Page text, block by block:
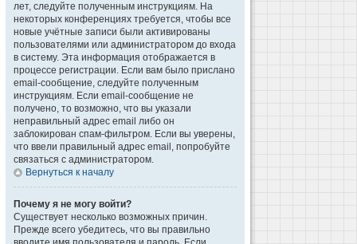
лет, следуйте полученным инструкциям. На
некоторых конференциях требуется, чтобы все
новые учётные записи были активированы
пользователями или администратором до входа
в систему. Эта информация отображается в
процессе регистрации. Если вам было прислано
email-сообщение, следуйте полученным
инструкциям. Если email-сообщение не
получено, то возможно, что вы указали
неправильный адрес email либо он
заблокирован спам-фильтром. Если вы уверены,
что ввели правильный адрес email, попробуйте
связаться с администратором.
Вернуться к началу
Почему я не могу войти?
Существует несколько возможных причин.
Прежде всего убедитесь, что вы правильно